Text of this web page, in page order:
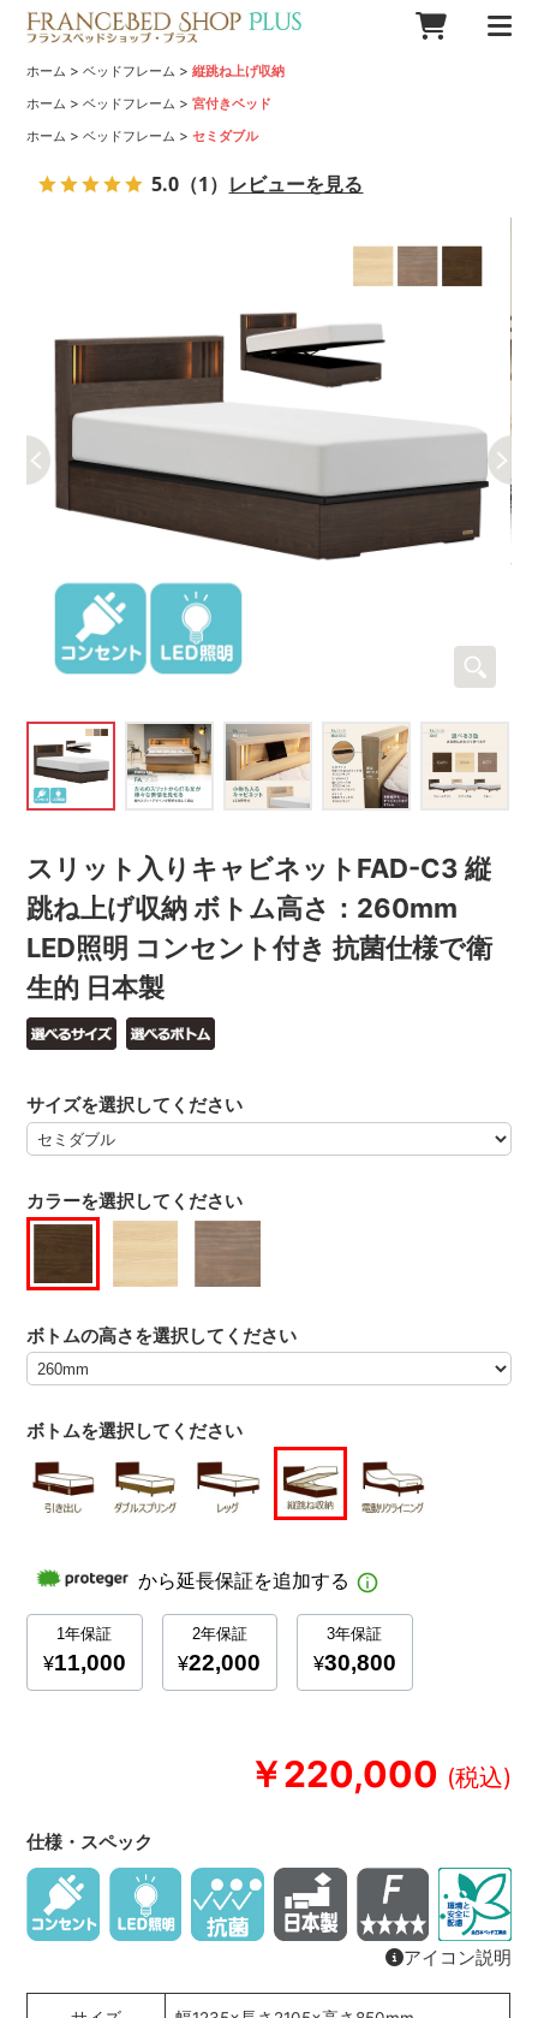
ホーム >ベッドフレーム >縦跳ね上げ収納
ホーム >ベッドフレーム >宮付きベッド
ホーム >ベッドフレーム >セミダブル
スリット入りキャビネットFAD-C3 縦
跳ね上げ収納 ボトム高さ：260mm
LED照明 コンセント付き 抗菌仕様で衛
生的 日本製
￥220,000
カラーを選択してください
サイズを選択してください
ボトムの高さを選択してください
ボトムを選択してください
仕様・スペック
アイコン説明
5.0 （1） レビューを見る